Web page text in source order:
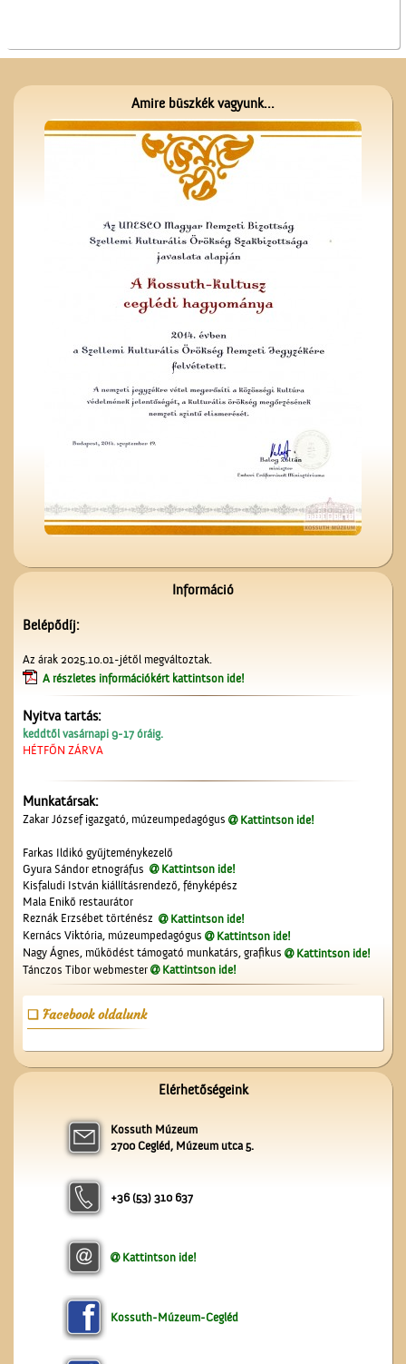
énekelnek
Vasat, vasárut vásároljunk
a Berger
A régi ceglédi evangélikus
iskola
tegnap és ma...
A ceglédi vasútállomás
A Mizsei úti vendéglő
A Nagytemplom
A Ceglédi Népkör
Amire büszkék vagyunk...
Információ
Belépődíj:
Az árak 2025.10.01-jétől megváltoztak.
A részletes információkért kattintson ide!
Nyitva tartás:
keddtől vasárnapi 9-17 óráig.
HÉTFŐN ZÁRVA
Munkatársak:
Zakar József igazgató, múzeumpedagógus Kattintson ide!
Farkas Ildikó gyűjteménykezelő
Gyura Sándor etnográfus
Kattintson ide!
Kisfaludi István kiállításrendező, fényképész
Mala Enikő restaurátor
Reznák Erzsébet történész
Kattintson ide!
Kernács Viktória, múzeumpedagógus
Kattintson ide!
Nagy Ágnes, működést támogató munkatárs, grafikus
Kattintson ide!
Tánczos Tibor webmester
Kattintson ide!
Facebook oldalunk
Elérhetőségeink
Kossuth Múzeum
2700 Cegléd, Múzeum utca 5.
+36 (53) 310 637
Kattintson ide!
Kossuth-Múzeum-Cegléd